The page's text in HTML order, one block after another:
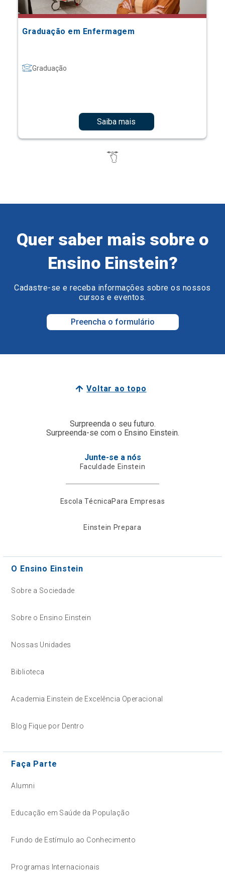
Graduação em Enfermagem
Graduação
Saiba mais
Quer saber mais sobre o
Ensino Einstein?
Cadastre-se e receba informações sobre os nossos
cursos e eventos.
Preencha o formulário
Voltar ao topo
Surpreenda o seu futuro.
Surpreenda-se com o Ensino Einstein.
Junte-se a nós
Faculdade Einstein
Escola TécnicaPara Empresas
Einstein Prepara
O Ensino Einstein
Sobre a Sociedade
Sobre o Ensino Einstein
Nossas Unidades
Biblioteca
Academia Einstein de Excelência Operacional
Blog Fique por Dentro
Faça Parte
Alumni
Educação em Saúde da População
Fundo de Estímulo ao Conhecimento
Programas Internacionais